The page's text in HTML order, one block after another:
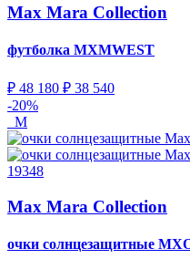
Max Mara Collection
футболка MXMWEST
₽ 48 180 ₽ 38 540
-20%
M
19348
Max Mara Collection
очки солнцезащитные